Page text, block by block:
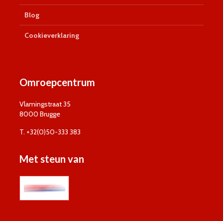
Blog
Cookieverklaring
Omroepcentrum
Vlamingstraat 35
8000 Brugge
T. +32(0)50-333 383
Met steun van